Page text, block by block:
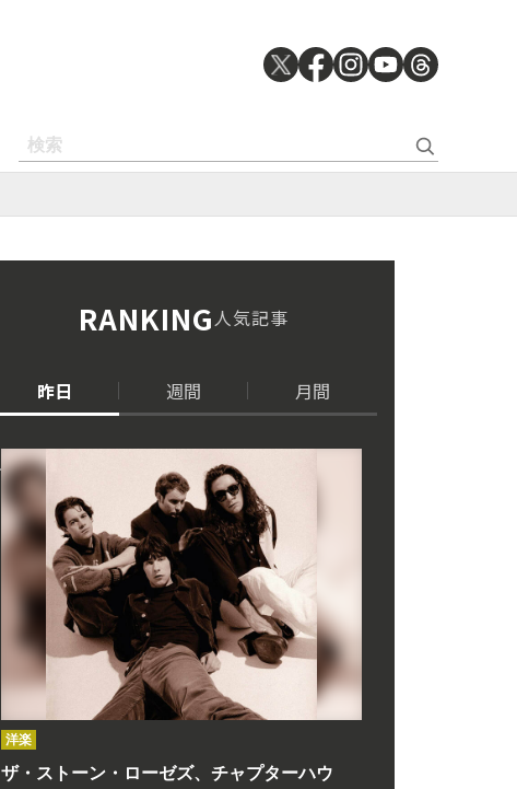
RANKING人気記事
昨日 週間 月間
洋楽
ザ・ストーン・ローゼズ、チャプターハウ